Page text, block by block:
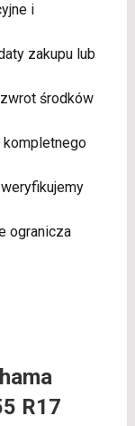
i
zakupu lub
środków
kompletnego
ogranicza
R17